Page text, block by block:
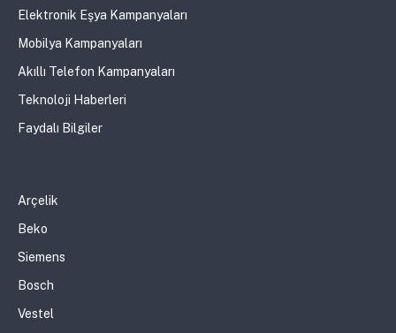
Elektronik Eşya Kampanyaları
Mobilya Kampanyaları
Akıllı Telefon Kampanyaları
Teknoloji Haberleri
Faydalı Bilgiler
Arçelik
Beko
Siemens
Bosch
Vestel